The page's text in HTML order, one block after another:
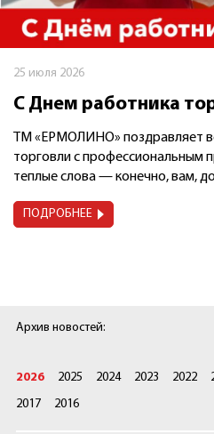
25 июля 2026
С Днем работника
ТМ «ЕРМОЛИНО» поздравляет
торговли с профессиональным
теплые слова — конечно, вам,
ПОДРОБНЕЕ
Архив новостей:
2026 2025 2024 2023 2022
2017
2016